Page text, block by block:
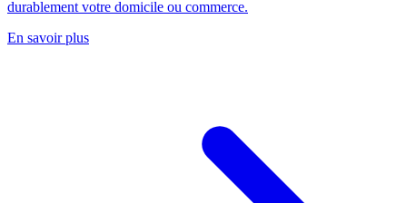
durablement votre domicile ou commerce.
En savoir plus